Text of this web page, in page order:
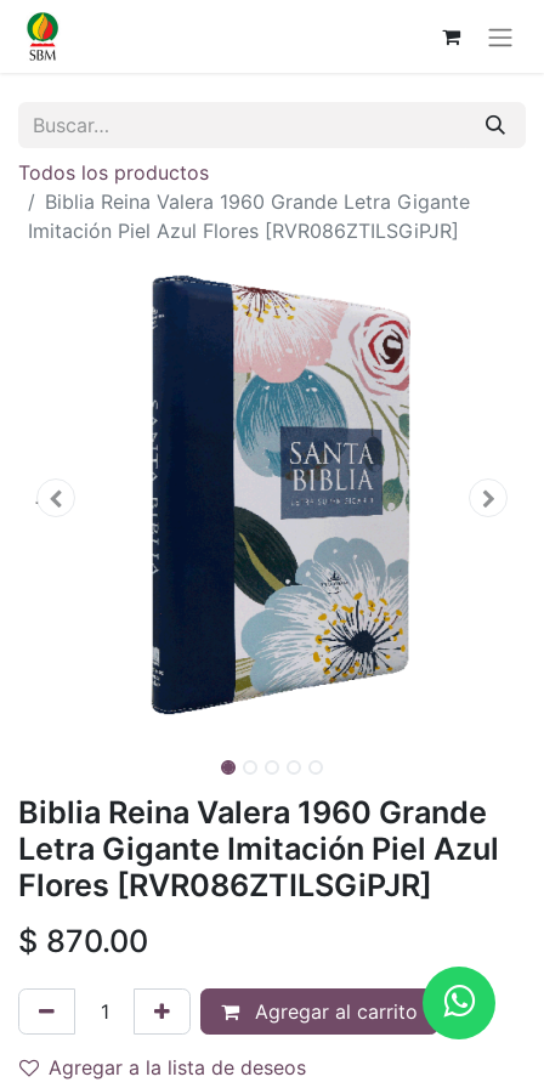
Todos los productos
Biblia Reina Valera 1960 Grande Letra Gigante
Imitación Piel Azul Flores [RVR086ZTILSGiPJR]
Biblia Reina Valera 1960 Grande
Letra Gigante Imitación Piel Azul
Flores [RVR086ZTILSGiPJR]
$ 870.00
Agregar al carrito
Agregar a la lista de deseos